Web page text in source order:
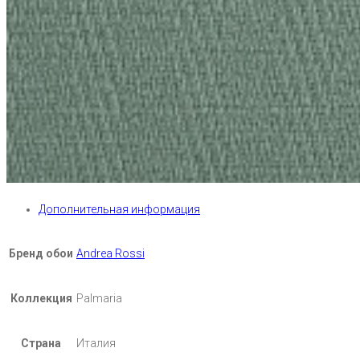
Дополнительная информация
Бренд обои Andrea Rossi
Коллекция Palmaria
Страна Италия